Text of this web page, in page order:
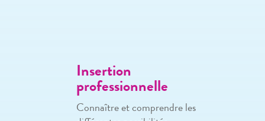
Insertion
professionnelle
Connaître et comprendre les